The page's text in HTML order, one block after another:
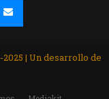
| Un desarrollo de